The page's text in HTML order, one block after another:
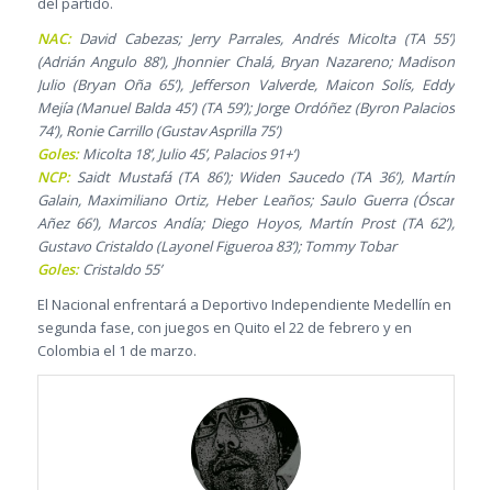
NAC:David Cabezas; Jerry Parrales, Andrés Micolta (TA 55’)
(Adrián Angulo 88’), Jhonnier Chalá, Bryan Nazareno; Madison
Julio (Bryan Oña 65’), Jefferson Valverde, Maicon Solís, Eddy
Mejía (Manuel Balda 45’) (TA 59’); Jorge Ordóñez (Byron Palacios
74’), Ronie Carrillo (Gustav Asprilla 75’)
Goles:Micolta 18’, Julio 45’, Palacios 91+’)
NCP:Saidt Mustafá (TA 86’); Widen Saucedo (TA 36’), Martín
Galain, Maximiliano Ortiz, Heber Leaños; Saulo Guerra (Óscar
Añez 66’), Marcos Andía; Diego Hoyos, Martín Prost (TA 62’),
Gustavo Cristaldo (Layonel Figueroa 83’); Tommy Tobar
Goles:Cristaldo 55’
El Nacional enfrentará a Deportivo Independiente Medellín en
segunda fase, con juegos en Quito el 22 de febrero y en
Colombia el 1 de marzo.